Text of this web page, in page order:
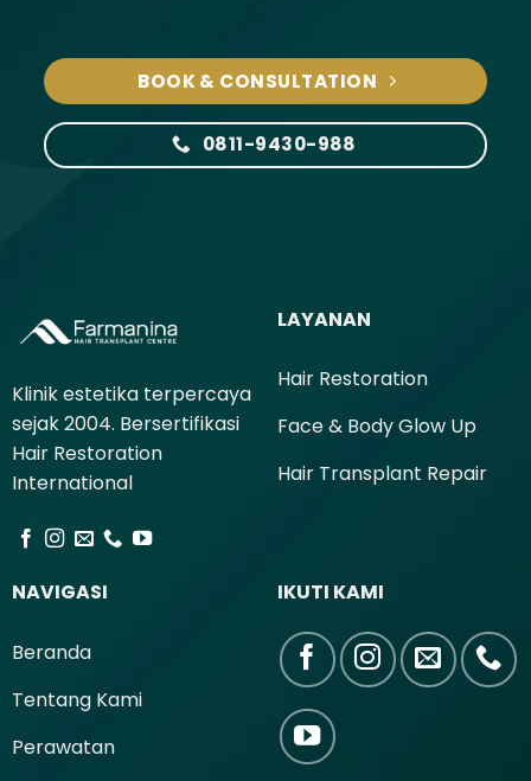
BOOK & CONSULTATION
0811-9430-988
Klinik estetika terpercaya
sejak 2004. Bersertifikasi
Hair Restoration
International
LAYANAN
Hair Restoration
Face & Body Glow Up
Hair Transplant Repair
NAVIGASI
Beranda
Tentang Kami
Perawatan
IKUTI KAMI